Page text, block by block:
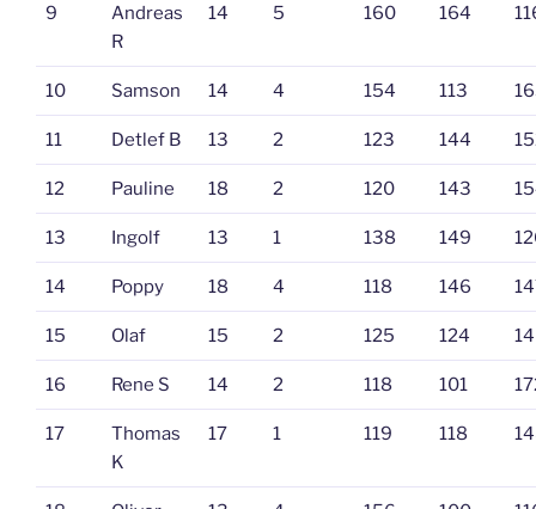
9
Andreas
R
14 5 160 164
10 Samson 14 4 154 113
11 Detlef B 13 2 123 144
12 Pauline 18 2 120 143
13 Ingolf 13 1 138 149
14 Poppy 18 4 118 146
15 Olaf 15 2 125 124
16 Rene S 14 2 118 101
17
Thomas
K
17 1 119 118